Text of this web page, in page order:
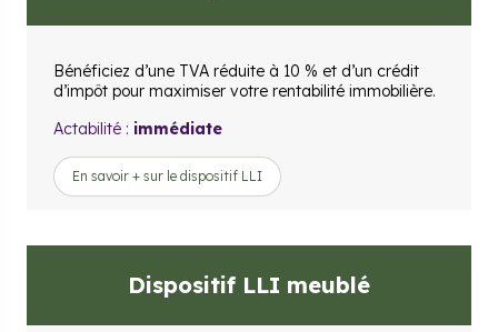
Bénéficiez d’une TVA réduite à 10 % et d’un crédit
d’impôt pour maximiser votre rentabilité immobilière.
Actabilité : immédiate
En savoir + sur le dispositif LLI
Dispositif LLI meublé